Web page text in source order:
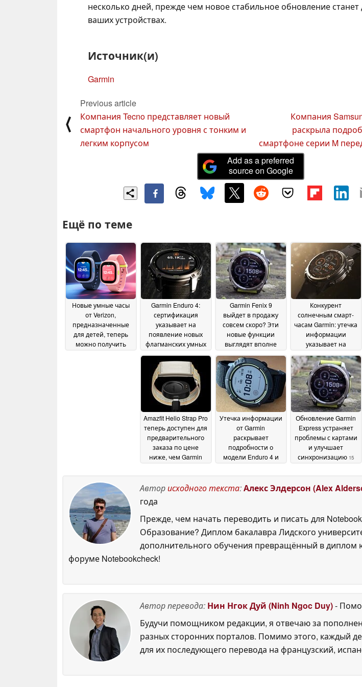
несколько дней, прежде чем новое стабильное обновление станет
ваших устройствах.
Источник(и)
Garmin
⟨
Previous article
Компания Tecno представляет новый
смартфон начального уровня с тонким и
легким корпусом
Компания
раскрыла
смартфоне серии M
Add as a preferred
source on Google
Ещё по теме
Новые умные часы
от Verizon,
предназначенные
для детей, теперь
можно получить
Garmin Enduro 4:
сертификация
указывает на
появление новых
флагманских умных
23 June 2026
Garmin Fenix 9
выйдет в продажу
совсем скоро? Эти
новые функции
выглядят вполне
23
June 2026
Конкурент
солнечным смарт-
часам Garmin: утечка
информации
указывает на
солнечных часов
Amazfit22 June 2026
Amazfit Helio Strap Pro
теперь доступен для
предварительного
заказа по цене
ниже, чем Garmin
Утечка информации
от Garmin
раскрывает
подробности о
модели Enduro 4 и
June 2026
Обновление Garmin
Express устраняет
проблемы с картами
и улучшает
синхронизацию 15
Авторисходного текста:Алекс Элдерсон (Alex
года
Прежде, чем начать переводить и писать для
Образование? Диплом бакалавра Лидского
дополнительного обучения превращённый в диплом
форуме Notebookcheck!
Автор перевода: Нин Нгок Дуй (Ninh Ngoc Duy)-
Будучи помощником редакции, я отвечаю за
разных сторонних порталов. Помимо этого, каждый
для их последующего перевода на французский,